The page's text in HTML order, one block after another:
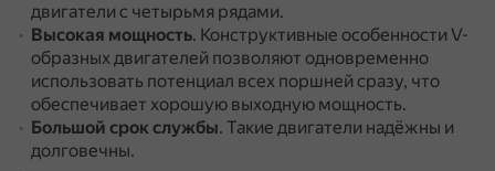
двигатели с четырьмя рядами.
Высокая мощность. Конструктивные особенности V-
образных двигателей позволяют одновременно
использовать потенциал всех поршней сразу, что
обеспечивает хорошую выходную мощность.
Большой срок службы. Такие двигатели надёжны и
долговечны.